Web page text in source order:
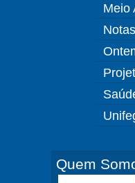
Meio
Quem